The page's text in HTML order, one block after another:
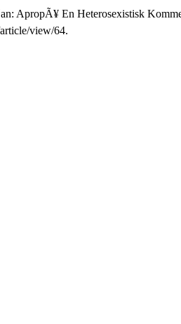
ApropÃ¥ En Heterosexistisk
view/64.